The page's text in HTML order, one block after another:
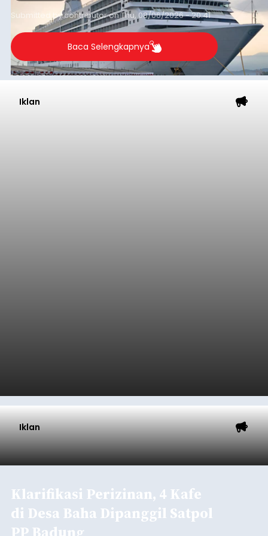
yang tercatat sebesar 1,32 juta GT.
Submitted bycontributoronThu, 08/06/2026 - 20:41
Baca Selengkapnya
Iklan
Iklan
Klarifikasi Perizinan, 4 Kafe
di Desa Baha Dipanggil Satpol